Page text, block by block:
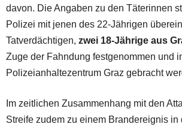
davon. Die Angaben zu den Täterinnen
Polizei mit jenen des 22-Jährigen
Tatverdächtigen, zwei 18-Jährige aus
Zuge der Fahndung festgenommen und
Polizeianhaltezentrum Graz gebracht
Im zeitlichen Zusammenhang mit den
Streife zudem zu einem Brandereignis in